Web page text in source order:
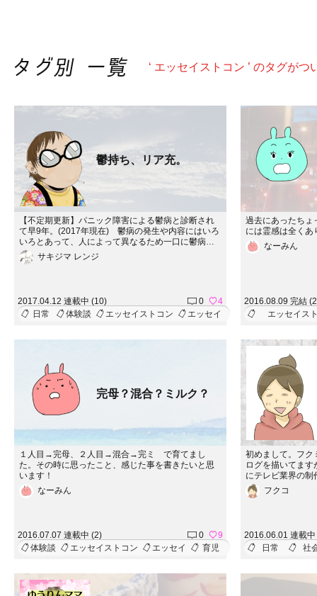
‘ エッセイストコン ’ のタグがつ
鬱持ち、リア充。
【不定期更新】パニック障害による鬱病と診断され
て早9年。(2017年現在) 鬱病の発生や内容にはいろ
いろとあって、人によって異なるため一口に鬱病と
いってもそれぞれが違う問題を抱えているだろうと
思う。 強迫障害や離人症の伴う鬱は珍しくない
し、伴侶の両親と暮らしながら日々を送る鬱持ちに
してリア充な貧乏作家の日常記。
サキジマ レンジ
2017.04.12 連載中 (10) 0
4
日常
体験談 エッセイストコン エッセイ
過去にあったちょ
には霊感は全くあ
なーみん
2016.08.09 完結
エッセイス
完母？混合？ミルク？
１人目→完母、２人目→混合→完ミ で育てまし
た。その時に思ったこと、感じた事を書きたいと思
います！
なーみん
2016.07.07 連載中 (2) 0
9
体験談
エッセイストコン エッセイ 育児
初めまして。フク
ログを描いてま
にテレビ業界の制
描こうと思います
フクコ
2016.06.01 連載
日常
社